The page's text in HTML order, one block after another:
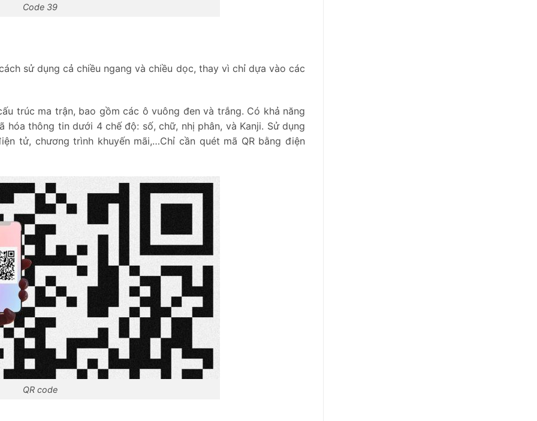
Code 39
sử dụng cả chiều ngang và chiều dọc, thay vì chỉ dựa vào các
trúc ma trận, bao gồm các ô vuông đen và trắng. Có khả năng
thông tin dưới 4 chế độ: số, chữ, nhị phân, và Kanji. Sử dụng
tử, chương trình khuyến mãi,…Chỉ cần quét mã QR bằng điện
QR code